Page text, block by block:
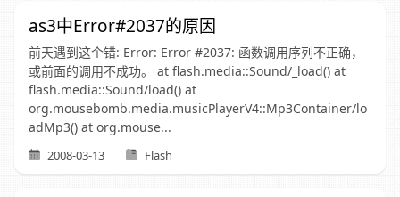
as3中Error#2037的原因
前天遇到这个错: Error: Error #2037: 函数调用序列不正确，
或前面的调用不成功。 at flash.media::Sound/_load() at
flash.media::Sound/load() at
org.mousebomb.media.musicPlayerV4::Mp3Container/lo
adMp3() at org.mouse...
2008-03-13 Flash